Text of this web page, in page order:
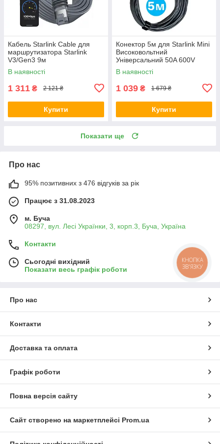
Кабель Starlink Cable для
маршрутизатора Starlink
V3/Gen3 9м
В наявності
1 311 ₴ 2 121 ₴
Купити
Конектор 5м для Starlink Mini
Високовольтний
Універсальний 50A 600V
Чорний
В наявності
1 039 ₴ 1 679 ₴
Купити
Показати ще
Про нас
95% позитивних з 476 відгуків за рік
Працює з 31.08.2023
м. Буча
08297, вул. Лесі Українки, 3, корп.3, Буча, Україна
Контакти
Сьогодні вихідний
Показати весь графік роботи
Про нас
Контакти
Доставка та оплата
Графік роботи
Повна версія сайту
Сайт створено на маркетплейсі Prom.ua
КНОПКА
ЗВ'ЯЗКУ